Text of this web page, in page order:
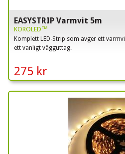
EASYSTRIP Varmvit 5m
275 kr
KOROLED™
Komplett LED-Strip som avger ett
ett vanligt vägguttag.